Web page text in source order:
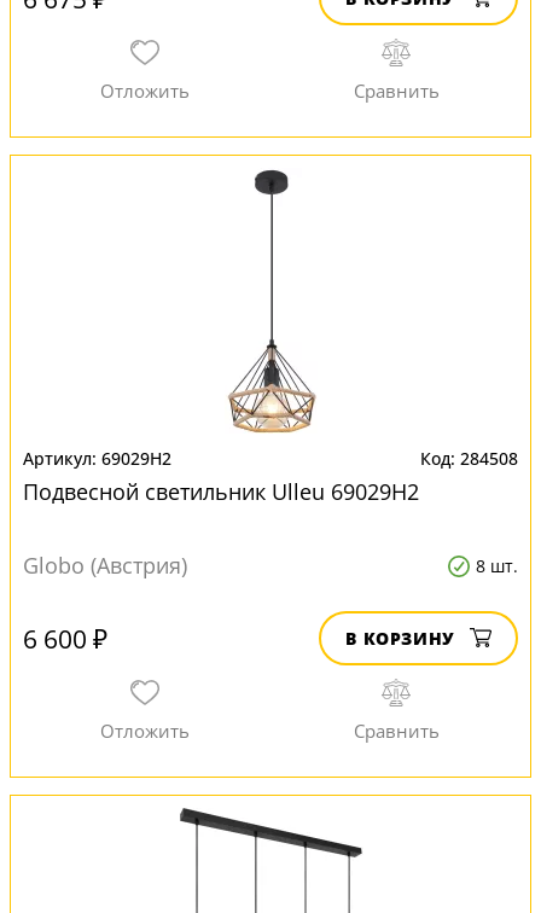
69029H2 284508
Подвесной светильник Ulleu 69029H2
Globo (Австрия) 8 шт.
6 600 ₽ В КОРЗИНУ